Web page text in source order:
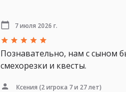
7 июля 2026 г.
Познавательно, нам с сыном
смехорезки и квесты.
Ксения (2 игрока 7 и 27 лет)